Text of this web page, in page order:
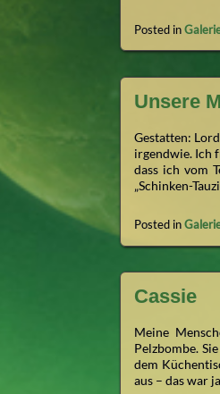
Posted in
Unsere
Gestatten:
irgendwie. Ich
dass ich vom
„Schinken-
Posted in
Cassie
Meine
Pelzbombe.
dem
aus – das war